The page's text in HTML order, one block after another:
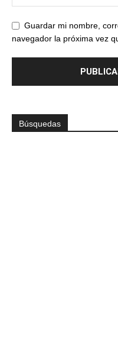
Guardar mi nombre,
navegador la próxima vez
Búsquedas